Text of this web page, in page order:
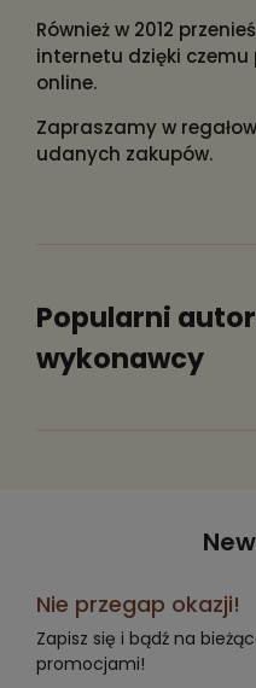
Również w 2012
internetu dzięki
online.
Zapraszamy w
udanych zakupów.
Popularni
wykonawcy
Nie przegap okazji!
Zapisz się i bądź na
promocjami!